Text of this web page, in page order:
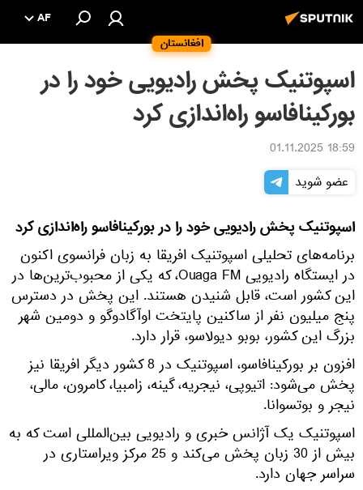
افغانستان
AF
اسپوتنیک پخش رادیویی خود را در
بورکینافاسو راه‌اندازی کرد
18:59 01.11.2025
عضو شوید
اسپوتنیک پخش رادیویی خود را در بورکینافاسو راه‌اندازی کرد
برنامه‌های تحلیلی اسپوتنیک افریقا به زبان فرانسوی اکنون
در ایستگاه رادیویی Ouaga FM، که یکی از محبوب‌ترین‌ها در
این کشور است، قابل شنیدن هستند. این پخش در دسترس
پنج میلیون نفر از ساکنین پایتخت اوآگادوگو و دومین شهر
بزرگ این کشور، بوبو دیولاسو، قرار دارد.
افزون بر بورکینافاسو، اسپوتنیک در 8 کشور دیگر افریقا نیز
پخش می‌شود: اتیوپی، نیجریه، گینه، زامبیا، کامرون، مالی،
نیجر و بوتسوانا.
اسپوتنیک یک آژانس خبری و رادیویی بین‌المللی است که به
بیش از 30 زبان پخش می‌کند و 25 مرکز ویراستاری در
سراسر جهان دارد.